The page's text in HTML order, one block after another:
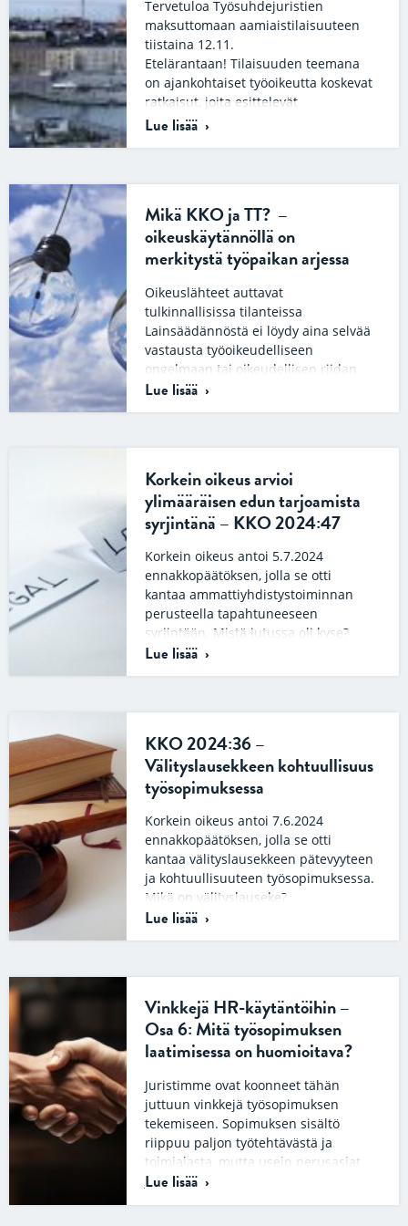
Tervetuloa Työsuhdejuristien
maksuttomaan aamiaistilaisuuteen
tiistaina 12.11.
Etelärantaan! Tilaisuuden teemana
on ajankohtaiset työoikeutta koskevat
ratkaisut, joita esittelevät
työsuhdejuristimme Emma ja Elina.
Lue lisää
Mikä KKO ja TT? –
oikeuskäytännöllä on
merkitystä työpaikan arjessa
Oikeuslähteet auttavat
tulkinnallisissa tilanteissa
Lainsäädännöstä ei löydy aina selvää
vastausta työoikeudelliseen
ongelmaan tai oikeudellisen riidan
kohteena olevaan kysymykseen.
Lue lisää
Korkein oikeus arvioi
ylimääräisen edun tarjoamista
syrjintänä – KKO 2024:47
Korkein oikeus antoi 5.7.2024
ennakkopäätöksen, jolla se otti
kantaa ammattiyhdistystoiminnan
perusteella tapahtuneeseen
syrjintään. Mistä jutussa oli kyse?
Kantajat työskentelivät ajoneuvojen…
Lue lisää
KKO 2024:36 –
Välityslausekkeen kohtuullisuus
työsopimuksessa
Korkein oikeus antoi 7.6.2024
ennakkopäätöksen, jolla se otti
kantaa välityslausekkeen pätevyyteen
ja kohtuullisuuteen työsopimuksessa.
Mikä on välityslauseke?
Välityslausekkeella tarkoitetaan
Lue lisää
Vinkkejä HR-käytäntöihin –
Osa 6: Mitä työsopimuksen
laatimisessa on huomioitava?
Juristimme ovat koonneet tähän
juttuun vinkkejä työsopimuksen
tekemiseen. Sopimuksen sisältö
riippuu paljon työtehtävästä ja
toimialasta, mutta usein perusasiat
ja mietittävät…
Lue lisää